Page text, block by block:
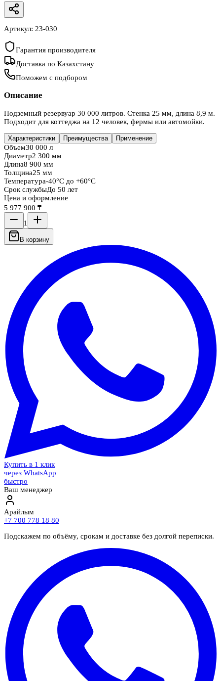
Артикул: 23-030
Гарантия производителя
Доставка по Казахстану
Поможем с подбором
Описание
Подземный резервуар 30 000 литров. Стенка 25 мм, длина 8,9 м.
Подходит для коттеджа на 12 человек, фермы или автомойки.
Характеристики Преимущества Применение
Объем30 000 л
Диаметр2 300 мм
Длина8 900 мм
Толщина25 мм
Температура-40°C до +60°C
Срок службыДо 50 лет
Цена и оформление
5 977 900 ₸
1
В корзину
Купить в 1 клик
через WhatsApp
быстро
Ваш менеджер
Арайлым
+7 700 778 18 80
Подскажем по объёму, срокам и доставке без долгой переписки.